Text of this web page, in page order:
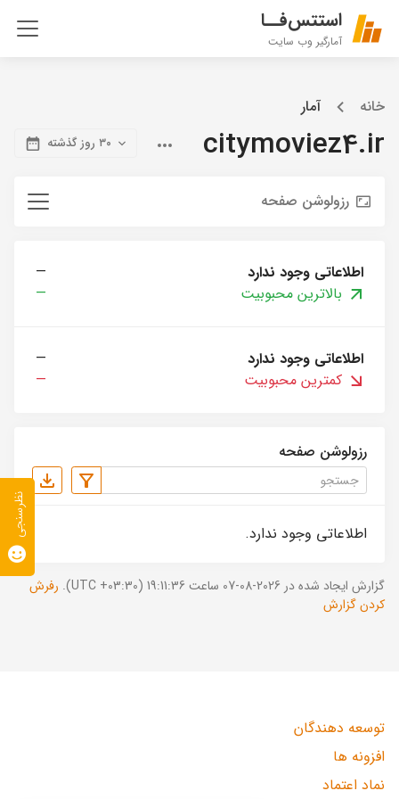
استتس‌فــا
آمارگیر وب سایت
خانه آمار
citymoviez4.ir ۳۰ روز گذشته
رزولوشن صفحه
اطلاعاتی وجود ندارد
—
بالاترین محبوبیت
—
اطلاعاتی وجود ندارد
—
کمترین محبوبیت
—
رزولوشن صفحه
اطلاعاتی وجود ندارد.
گزارش ایجاد شده در 2026-08-07 ساعت 19:11:36 (UTC +03:30).
رفرش
کردن گزارش
توسعه دهندگان
افزونه ها
نماد اعتماد
نظرسنجی